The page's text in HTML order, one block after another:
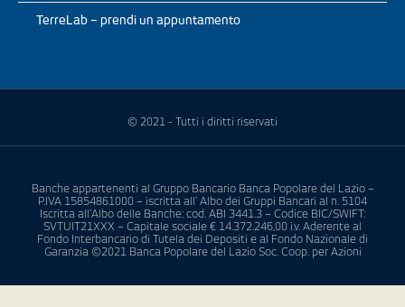
TerreLab – prendi un appuntamento
© 2021 - Tutti i diritti riservati
Banche appartenenti al Gruppo Bancario Banca Popolare del Lazio –
P.IVA 15854861000 – iscritta all’ Albo dei Gruppi Bancari al n. 5104
Iscritta all’Albo delle Banche: cod. ABI 3441.3 – Codice BIC/SWIFT:
SVTUIT21XXX – Capitale sociale € 14.372.246,00 i.v. Aderente al
Fondo Interbancario di Tutela dei Depositi e al Fondo Nazionale di
Garanzia ©2021 Banca Popolare del Lazio Soc. Coop. per Azioni